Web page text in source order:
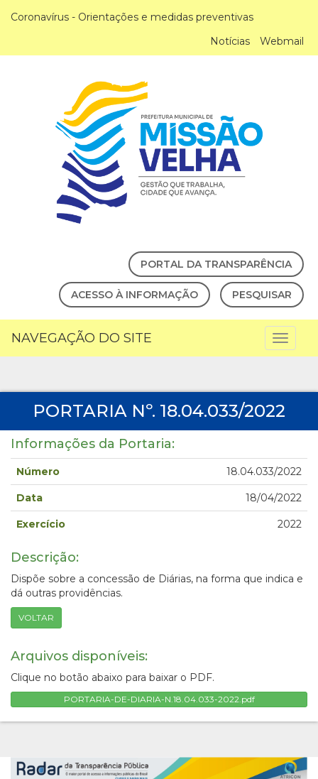
Coronavírus - Orientações e medidas preventivas
Notícias
Webmail
PORTAL DA TRANSPARÊNCIA
ACESSO À INFORMAÇÃO PESQUISAR
NAVEGAÇÃO DO SITE
PORTARIA Nº. 18.04.033/2022
Informações da Portaria:
Número 18.04.033/2022
Data 18/04/2022
Exercício 2022
Descrição:
Dispõe sobre a concessão de Diárias, na forma que indica e
dá outras providências.
VOLTAR
Arquivos disponíveis:
Clique no botão abaixo para baixar o PDF.
PORTARIA-DE-DIARIA-N.18.04.033-2022.pdf